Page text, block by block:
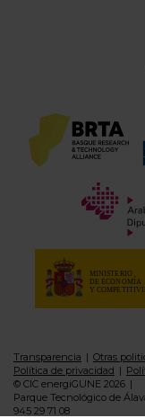
Transparencia Otras
Política de privacidad
© CIC energiGUNE 2026
Parque Tecnológico de
945 29 71 08